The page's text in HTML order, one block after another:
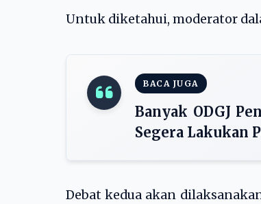
Untuk diketahui, moderator
BACA JUGA
Banyak ODGJ
Segera Lakukan
Debat kedua akan